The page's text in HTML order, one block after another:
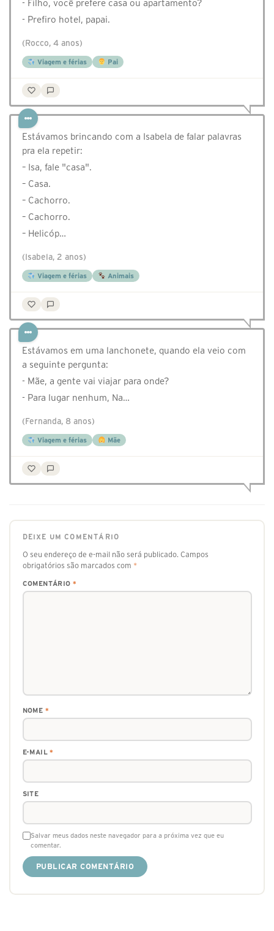
- Filho, você prefere casa ou apartamento?
- Prefiro hotel, papai.
(Rocco, 4 anos)
Viagem e férias Pai
Estávamos brincando com a Isabela de falar palavras
pra ela repetir:
– Isa, fale "casa".
– Casa.
– Cachorro.
– Cachorro.
– Helicóp…
(Isabela, 2 anos)
Viagem e férias Animais
Estávamos em uma lanchonete, quando ela veio com
a seguinte pergunta:
- Mãe, a gente vai viajar para onde?
- Para lugar nenhum, Na…
(Fernanda, 8 anos)
Viagem e férias Mãe
DEIXE UM COMENTÁRIO
O seu endereço de e-mail não será publicado. Campos
obrigatórios são marcados com *
COMENTÁRIO *
NOME *
E-MAIL*
SITE
Salvar meus dados neste navegador para a próxima vez que eu
comentar.